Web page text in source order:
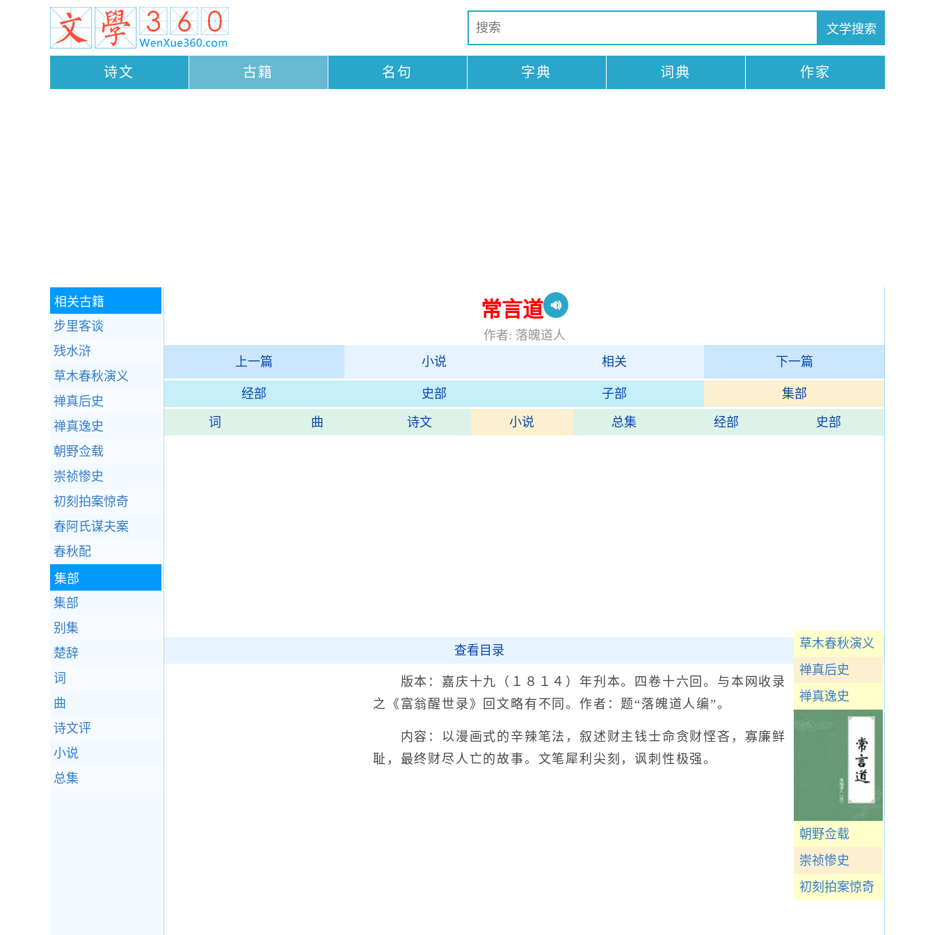
诗文 古籍 名句 字典 词典 作家
常言道
作者: 落魄道人
上一篇
小说 相关 下一篇
经部 史部 子部 集部
词 曲 诗文 小说 总集 经部 史部
草木春秋演义
禅真后史
禅真逸史
朝野佥载
崇祯惨史
初刻拍案惊奇
查看目录
版本：嘉庆十九（１８１４）年刋本。四卷十六回。与本网收录
之《富翁醒世录》回文略有不同。作者：题“落魄道人编”。
内容：以漫画式的辛辣笔法，叙述财主钱士命贪财悭吝，寡廉鲜
耻，最终财尽人亡的故事。文笔犀利尖刻，讽刺性极强。
相关古籍
步里客谈
残水浒
草木春秋演义
禅真后史
禅真逸史
朝野佥载
崇祯惨史
初刻拍案惊奇
春阿氏谋夫案
春秋配
集部
集部
别集
楚辞
词
曲
诗文评
小说
总集